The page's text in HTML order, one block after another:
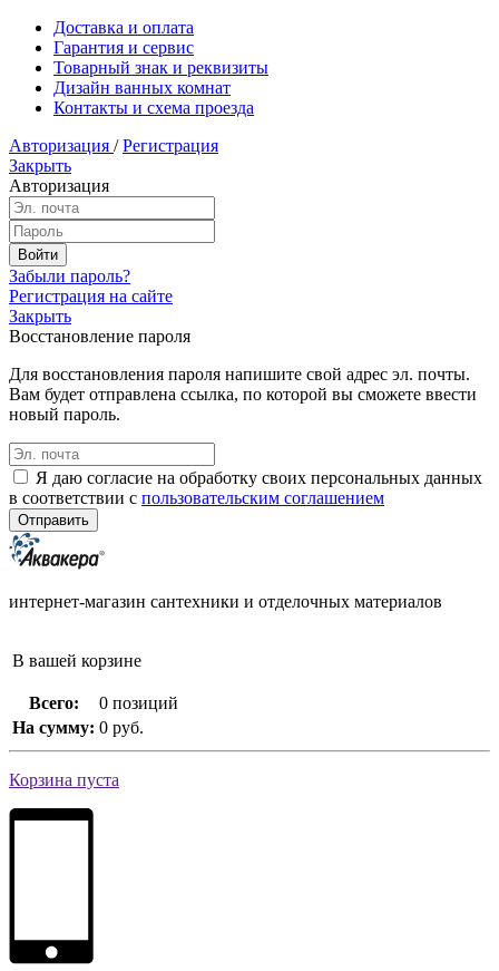
Доставка и оплата
Гарантия и сервис
Товарный знак и реквизиты
Дизайн ванных комнат
Контакты и схема проезда
Авторизация / Регистрация
Закрыть
Авторизация
Забыли пароль?
Регистрация на сайте
Закрыть
Восстановление пароля
Для восстановления пароля напишите свой адрес эл. почты.
Вам будет отправлена ссылка, по которой вы сможете ввести
новый пароль.
Я даю согласие на обработку своих персональных данных
в соответствии с пользовательским соглашением
интернет-магазин сантехники и отделочных материалов
В вашей корзине
Всего:
0 позиций
На сумму: 0 руб.
Корзина пуста